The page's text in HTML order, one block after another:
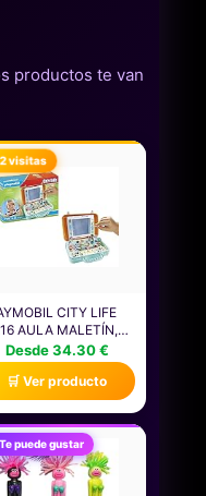
productos te van
visitas
CITY LIFE
AULA MALETÍN,
Y
PARA
JUGUETE
JUGUETES
NIÑOS A PARTIR
AÑOS
Desde 34.30 €
🛒 Ver producto
puede gustar